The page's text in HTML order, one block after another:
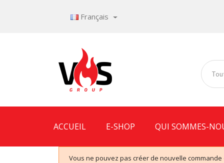
Français
ACCUEIL E-SHOP QUI SOMMES-
Vous ne pouvez pas créer de nouvelle